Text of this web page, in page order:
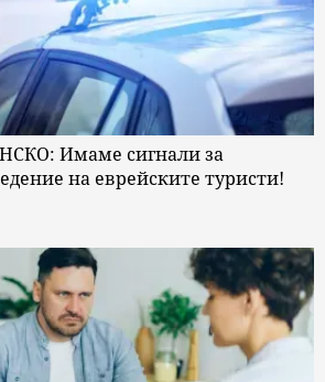
Имаме сигнали за
на еврейските туристи!